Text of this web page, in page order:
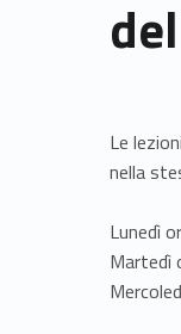
Le
nella
Lunedì
Martedì